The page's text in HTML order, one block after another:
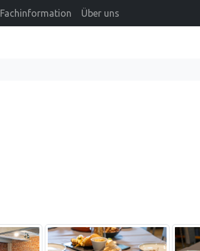
Fachinformation Über uns